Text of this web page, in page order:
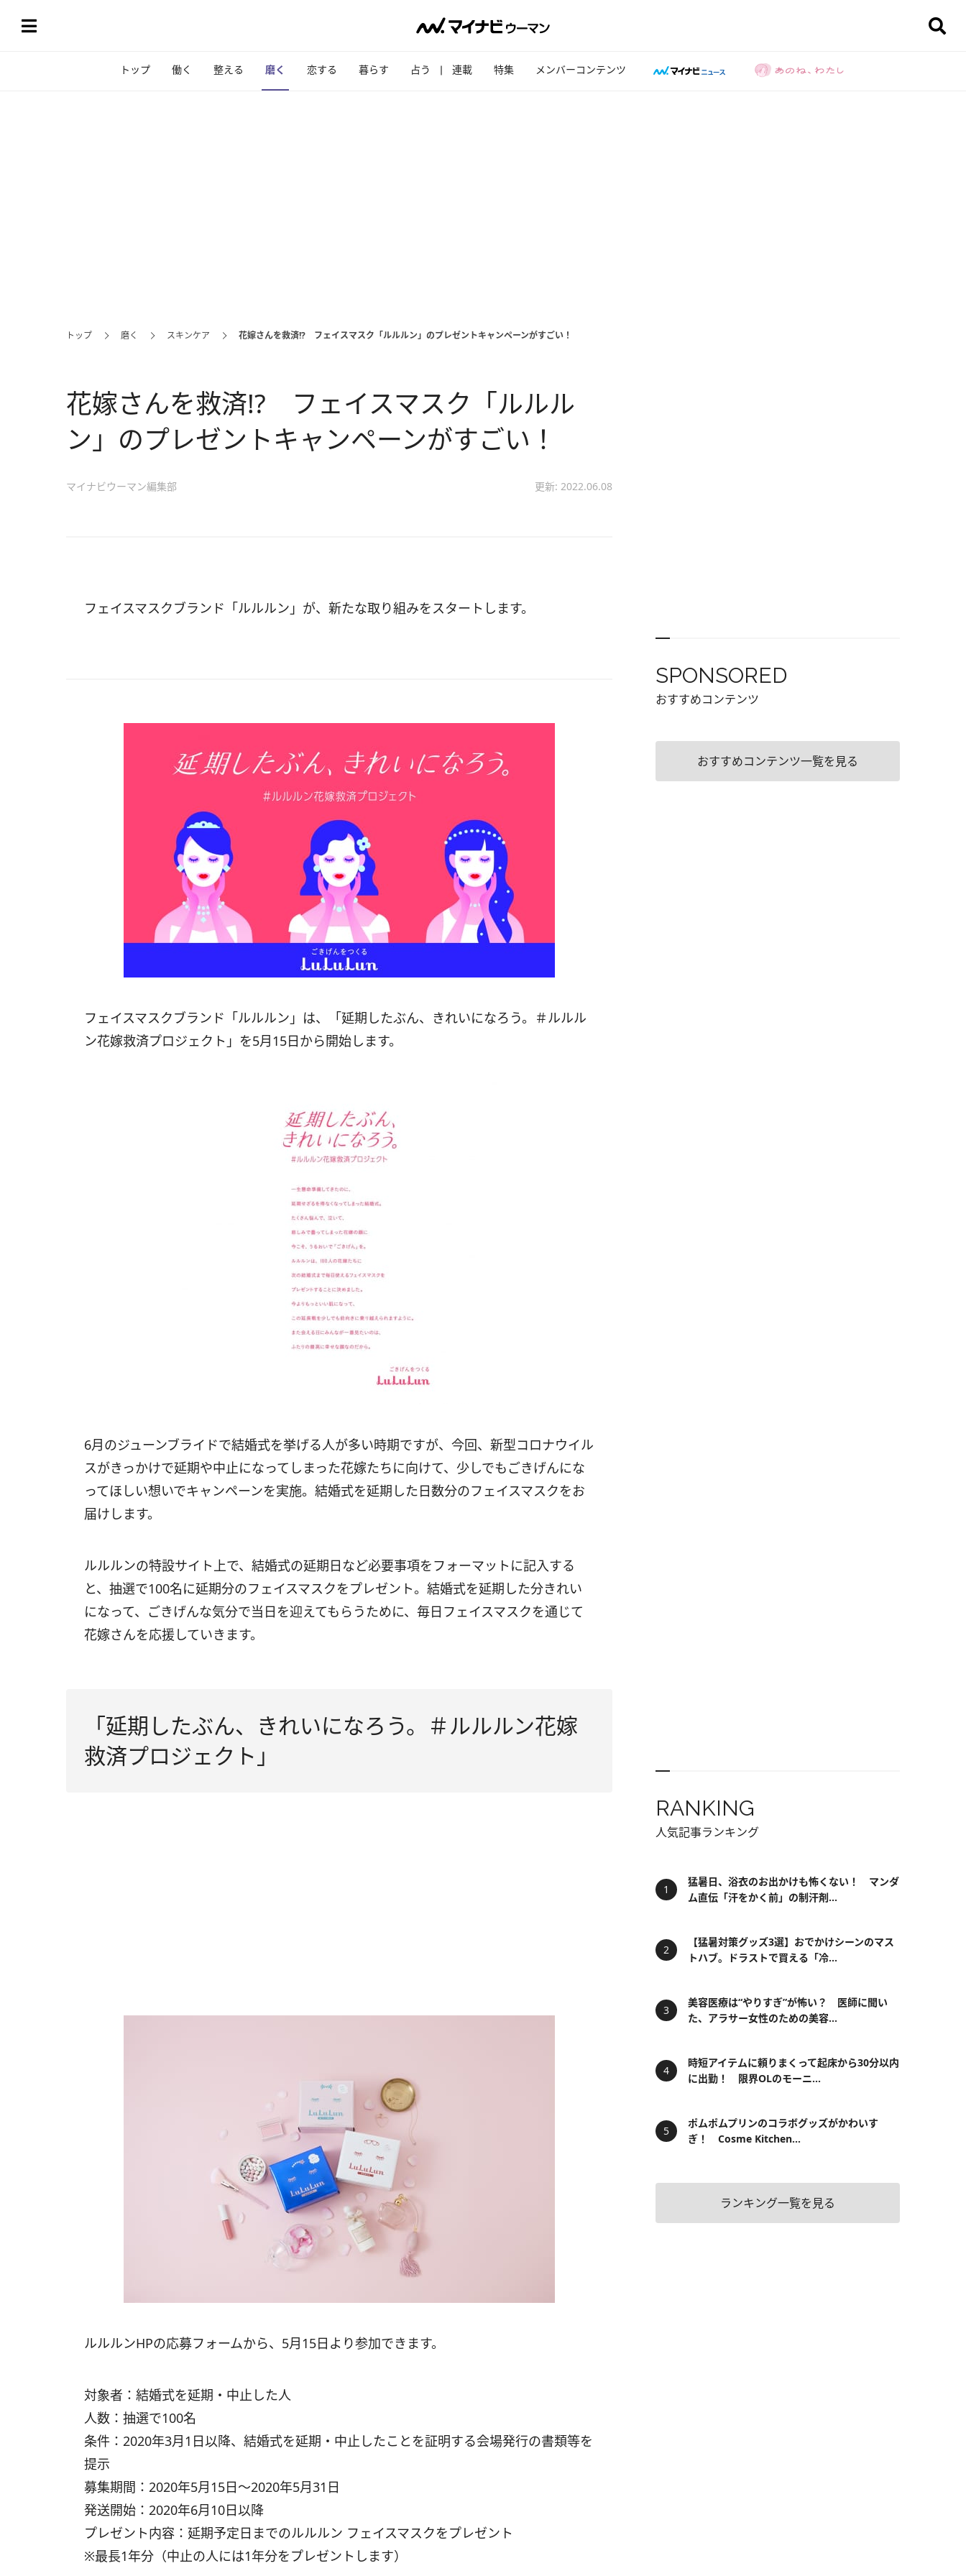
トップ 働く 整える 磨く 恋する 暮らす 占う 連載 特集 メンバーコンテンツ
トップ 磨く スキンケア 花嫁さんを救済!? フェイスマスク「ルルルン」のプレゼントキャンペーンがすごい！
花嫁さんを救済!? フェイスマスク「ルルル
ン」のプレゼントキャンペーンがすごい！
マイナビウーマン編集部 更新: 2022.06.08
フェイスマスクブランド「ルルルン」が、新たな取り組みをスタートします。
フェイスマスクブランド「ルルルン」は、「延期したぶん、きれいになろう。＃ルルル
ン花嫁救済プロジェクト」を5月15日から開始します。
6月のジューンブライドで結婚式を挙げる人が多い時期ですが、今回、新型コロナウイル
スがきっかけで延期や中止になってしまった花嫁たちに向けて、少しでもごきげんにな
ってほしい想いでキャンペーンを実施。結婚式を延期した日数分のフェイスマスクをお
届けします。
ルルルンの特設サイト上で、結婚式の延期日など必要事項をフォーマットに記入する
と、抽選で100名に延期分のフェイスマスクをプレゼント。結婚式を延期した分きれい
になって、ごきげんな気分で当日を迎えてもらうために、毎日フェイスマスクを通じて
花嫁さんを応援していきます。
「延期したぶん、きれいになろう。＃ルルルン花嫁
救済プロジェクト」
ルルルンHPの応募フォームから、5月15日より参加できます。
対象者：結婚式を延期・中止した人
人数：抽選で100名
条件：2020年3月1日以降、結婚式を延期・中止したことを証明する会場発行の書類等を
提示
募集期間：2020年5月15日〜2020年5月31日
発送開始：2020年6月10日以降
プレゼント内容：延期予定日までのルルルン フェイスマスクをプレゼント
※最長1年分（中止の人には1年分をプレゼントします）
SPONSORED
おすすめコンテンツ
おすすめコンテンツ一覧を見る
RANKING
人気記事ランキング
猛暑日、浴衣のお出かけも怖くない！ マンダ
ム直伝「汗をかく前」の制汗剤...
【猛暑対策グッズ3選】おでかけシーンのマス
トハブ。ドラストで買える「冷...
美容医療は“やりすぎ”が怖い？ 医師に聞い
た、アラサー女性のための美容...
時短アイテムに頼りまくって起床から30分以内
に出勤！ 限界OLのモーニ...
ポムポムプリンのコラボグッズがかわいす
ぎ！ Cosme Kitchen...
ランキング一覧を見る